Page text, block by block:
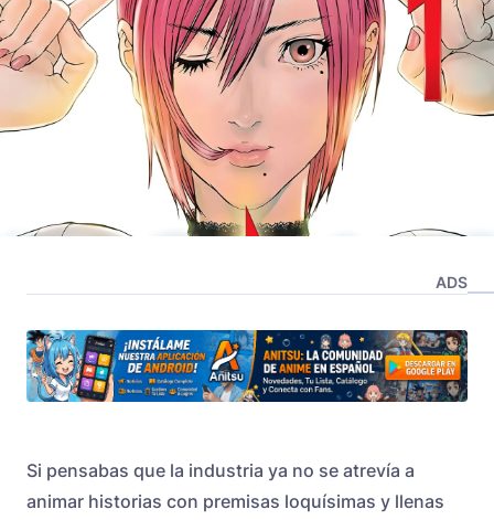
ADS
Si pensabas que la industria ya no se atrevía a
animar historias con premisas loquísimas y llenas